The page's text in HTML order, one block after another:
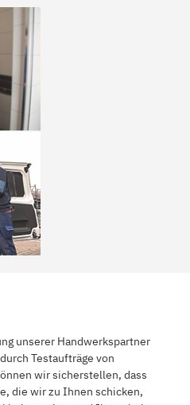
unserer Handwerkspartner
Testaufträge von
wir sicherstellen, dass
die wir zu Ihnen schicken,